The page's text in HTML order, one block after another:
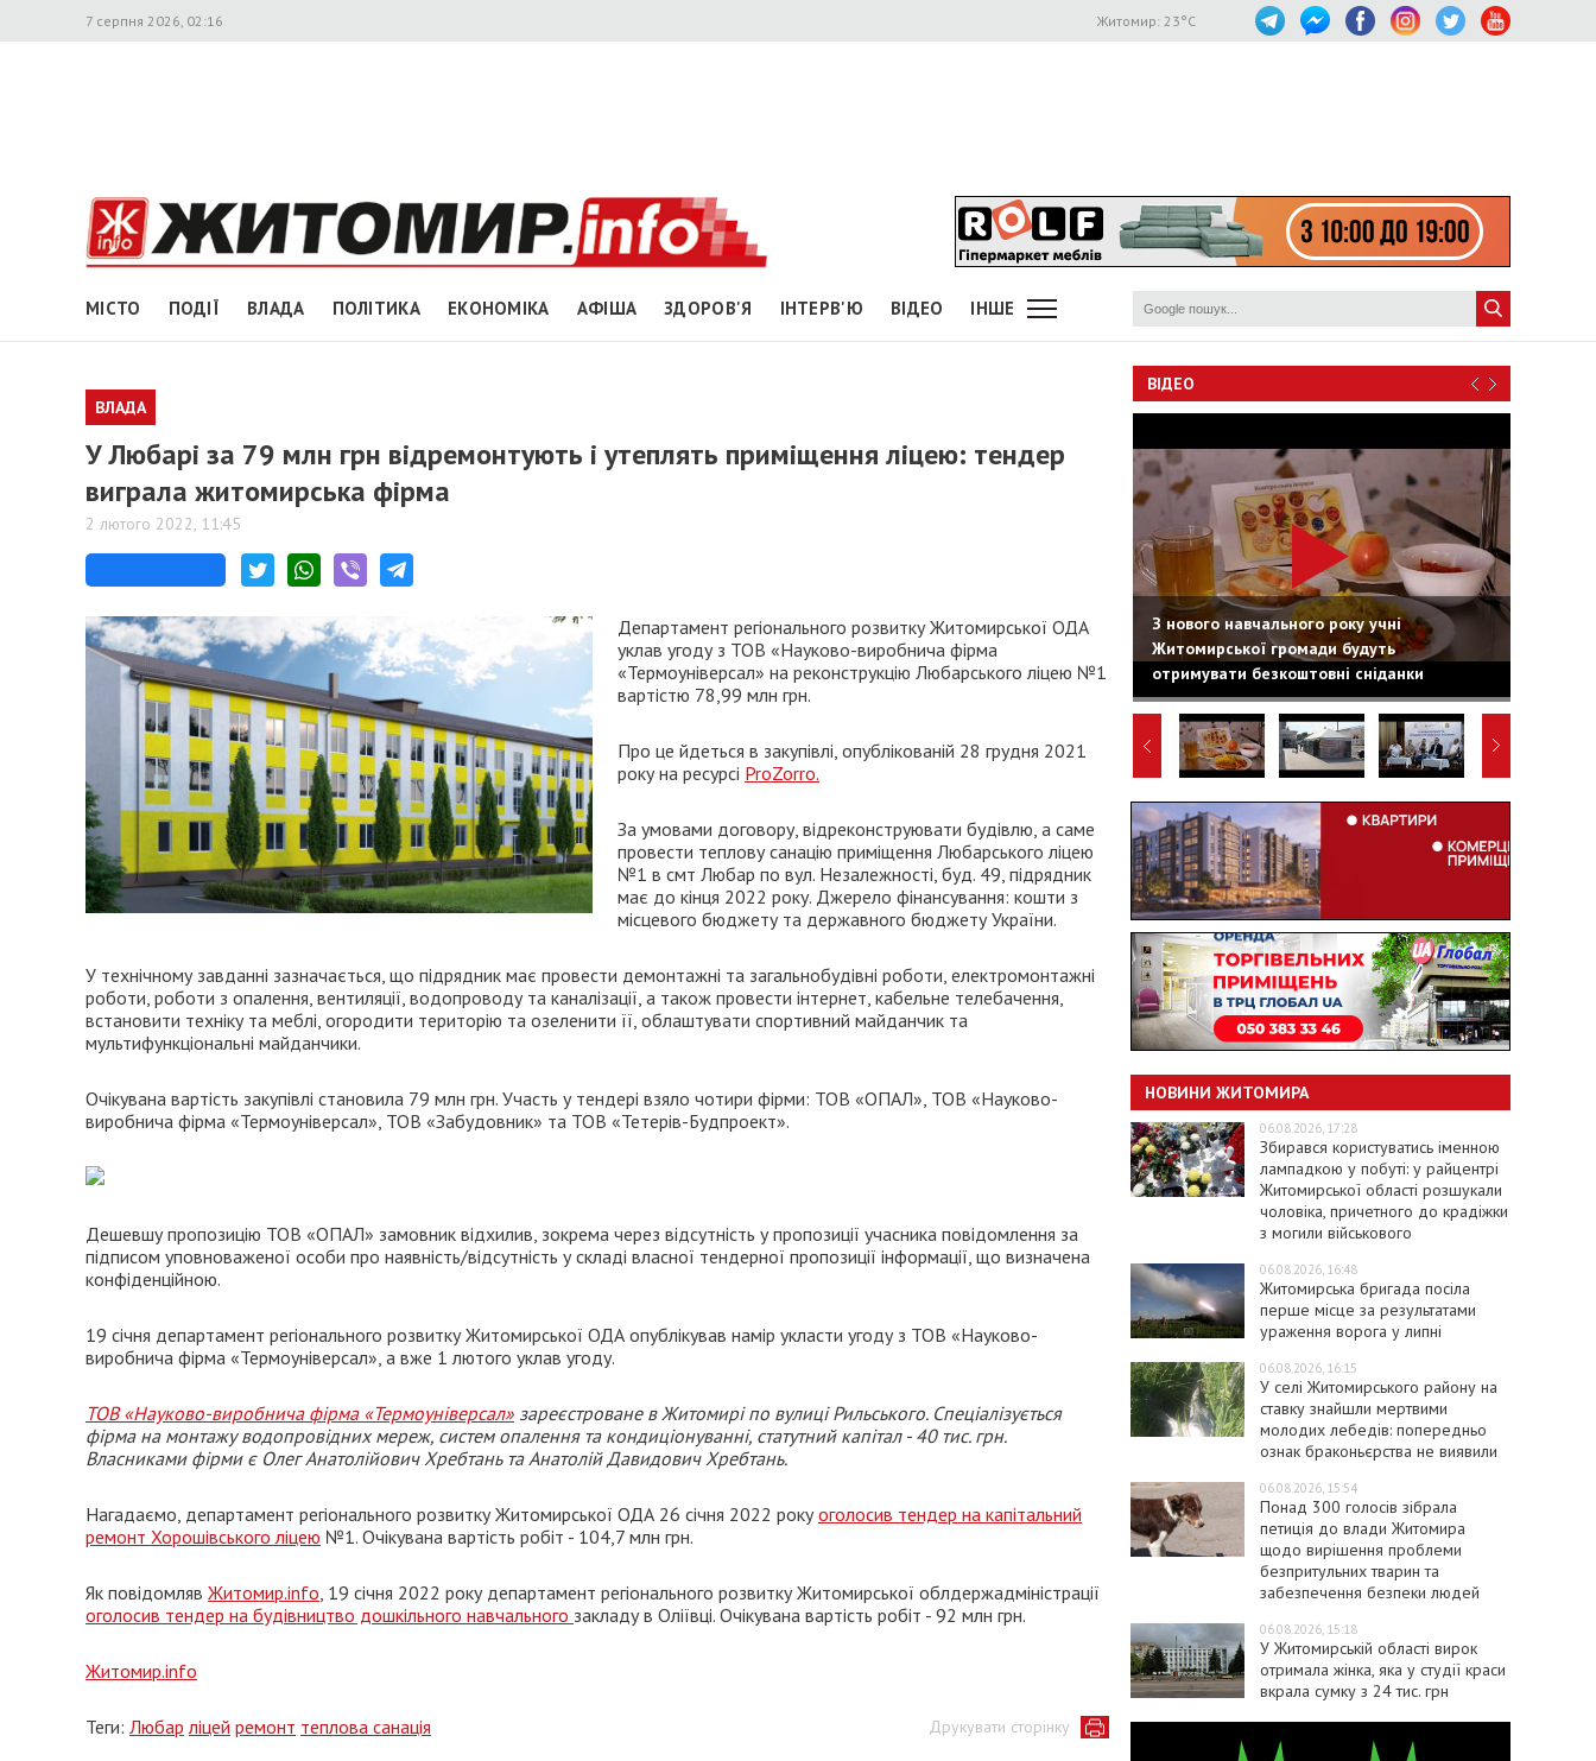
7 серпня 2026, 02:16 Житомир: 23°C
МІСТО ПОДІЇ ВЛАДА ПОЛІТИКА ЕКОНОМІКА АФІША ЗДОРОВ'Я ІНТЕРВ'Ю ВІДЕО ІНШЕ
ВЛАДА
​У Любарі за 79 млн грн відремонтують і утеплять приміщення ліцею: тендер
виграла житомирська фірма
2 лютого 2022, 11:45
Департамент регіонального розвитку Житомирської ОДА
уклав угоду з ТОВ «Науково-виробнича фірма
«Термоуніверсал» на реконструкцію Любарського ліцею №1
вартістю 78,99 млн грн.
Про це йдеться в закупівлі, опублікованій 28 грудня 2021
року на ресурсі ProZorro.
За умовами договору, відреконструювати будівлю, а саме
провести теплову санацію приміщення Любарського ліцею
№1 в смт Любар по вул. Незалежності, буд. 49, підрядник
має до кінця 2022 року. Джерело фінансування: кошти з
місцевого бюджету та державного бюджету України.
У технічному завданні зазначається, що підрядник має провести демонтажні та загальнобудівні роботи, електромонтажні
роботи, роботи з опалення, вентиляції, водопроводу та каналізації, а також провести інтернет, кабельне телебачення,
встановити техніку та меблі, огородити територію та озеленити її, облаштувати спортивний майданчик та
мультифункціональні майданчики.
Очікувана вартість закупівлі становила 79 млн грн. Участь у тендері взяло чотири фірми: ТОВ «ОПАЛ», ТОВ «Науково-
виробнича фірма «Термоуніверсал», ТОВ «Забудовник» та ТОВ «Тетерів-Будпроект».
Дешевшу пропозицію ТОВ «ОПАЛ» замовник відхилив, зокрема через відсутність у пропозиції учасника повідомлення за
підписом уповноваженої особи про наявність/відсутність у складі власної тендерної пропозиції інформації, що визначена
конфіденційною.
19 січня департамент регіонального розвитку Житомирської ОДА опублікував намір укласти угоду з ТОВ «Науково-
виробнича фірма «Термоуніверсал», а вже 1 лютого уклав угоду.
ТОВ «Науково-виробнича фірма «Термоуніверсал» зареєстроване в Житомирі по вулиці Рильського. Спеціалізується
фірма на монтажу водопровідних мереж, систем опалення та кондиціонуванні, статутний капітал - 40 тис. грн.
Власниками фірми є Олег Анатолійович Хребтань та Анатолій Давидович Хребтань.
Нагадаємо, департамент регіонального розвитку Житомирської ОДА 26 січня 2022 рокуоголосив тендер на капітальний
ремонт Хорошівського ліцею №1. Очікувана вартість робіт - 104,7 млн грн.
Як повідомляв Житомир.info, 19 січня 2022 року департамент регіонального розвитку Житомирської облдержадміністрації
оголосив тендер на будівництво дошкільного навчального закладу в Оліївці. Очікувана вартість робіт - 92 млн грн.
Житомир.info
Друкувати сторінку
Теги: Любар ліцей ремонт теплова санація
ВІДЕО
З нового навчального року учні
Житомирської громади будуть
отримувати безкоштовні сніданки
НОВИНИ ЖИТОМИРА
06.08.2026, 17:28
Збирався користуватись іменною
лампадкою у побуті: у райцентрі
Житомирської області розшукали
чоловіка, причетного до крадіжки
з могили військового
06.08.2026, 16:48
Житомирська бригада посіла
перше місце за результатами
ураження ворога у липні
06.08.2026, 16:15
У селі Житомирського району на
ставку знайшли мертвими
молодих лебедів: попередньо
ознак браконьєрства не виявили
06.08.2026, 15:54
Понад 300 голосів зібрала
петиція до влади Житомира
щодо вирішення проблеми
безпритульних тварин та
забезпечення безпеки людей
06.08.2026, 15:18
У Житомирській області вирок
отримала жінка, яка у студії краси
вкрала сумку з 24 тис. грн